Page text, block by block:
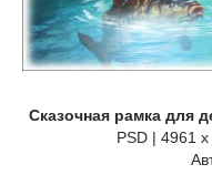
Сказочная рамка для
PSD | 4961